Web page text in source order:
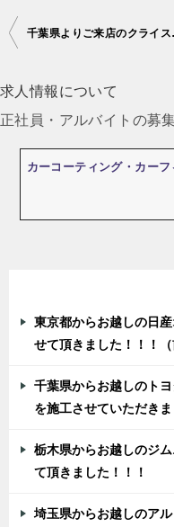
投
ナ
ビ
ゲ
千葉県よ
求人情報について
正社員・アルバイトの募
カーコーティング・カー
東京都からお越しの日
せて頂きました！！！（
千葉県からお越しのト
を施工させていただきま
栃木県からお越しのジ
て頂きました！！！
埼玉県からお越しのア